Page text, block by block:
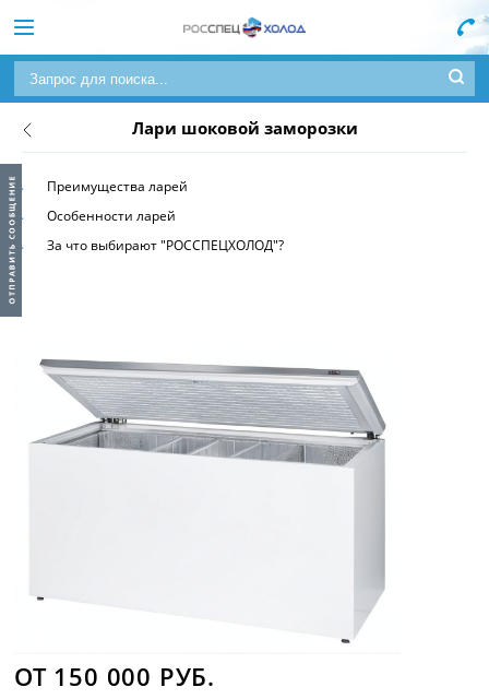
Лари шоковой заморозки
Преимущества ларей
Особенности ларей
За что выбирают "РОССПЕЦХОЛОД"?
ОТ 150 000 РУБ.